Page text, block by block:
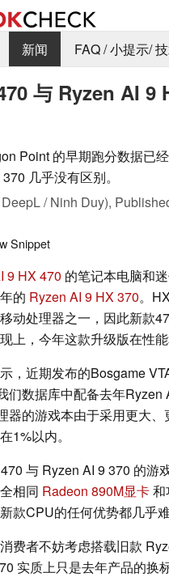
新闻 FAQ / 小提示/
与 Ryzen AI 9
Point 的早期跑分数据已
几乎没有区别。
DeepL / Ninh Duy),
Snippet
9 HX 470 的笔记本电脑和
的 Ryzen AI 9 HX 370。
动处理器之一，因此新款
上，今年这款升级版在性
，近期发布的Bosgame
们数据库中配备去年
器的游戏本由于采用更大
1%以内。
与 Ryzen AI 9 370 的游
相同 Radeon 890M显卡
款CPU的任何优势都几乎难
费者不妨考虑搭载旧款
实质上只是去年产品的换